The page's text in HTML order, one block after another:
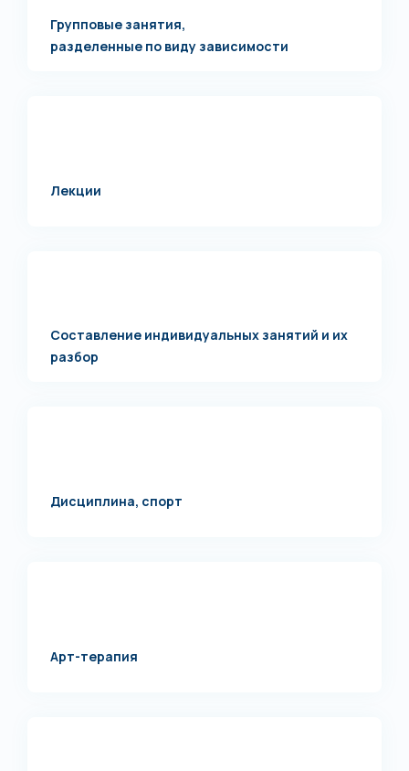
Групповые занятия,
разделенные по виду зависимости
Лекции
Составление индивидуальных занятий и их
разбор
Дисциплина, спорт
Арт-терапия